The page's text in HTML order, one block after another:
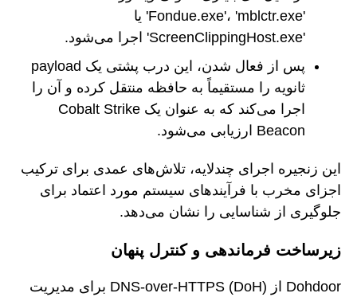
'Fondue.exe'، 'mblctr.exe' یا
'ScreenClippingHost.exe' اجرا می‌شود.
پس از فعال شدن، این درب پشتی یک payload
ثانویه را مستقیماً به حافظه منتقل کرده و آن را
اجرا می‌کند که به عنوان یک Cobalt Strike
Beacon ارزیابی می‌شود.
این زنجیره اجرای چندلایه، تلاش‌های عمدی برای ترکیب
اجزای مخرب با فرآیندهای سیستم مورد اعتماد برای
جلوگیری از شناسایی را نشان می‌دهد.
زیرساخت فرماندهی و کنترل پنهان
Dohdoor از DNS-over-HTTPS (DoH) برای مدیریت